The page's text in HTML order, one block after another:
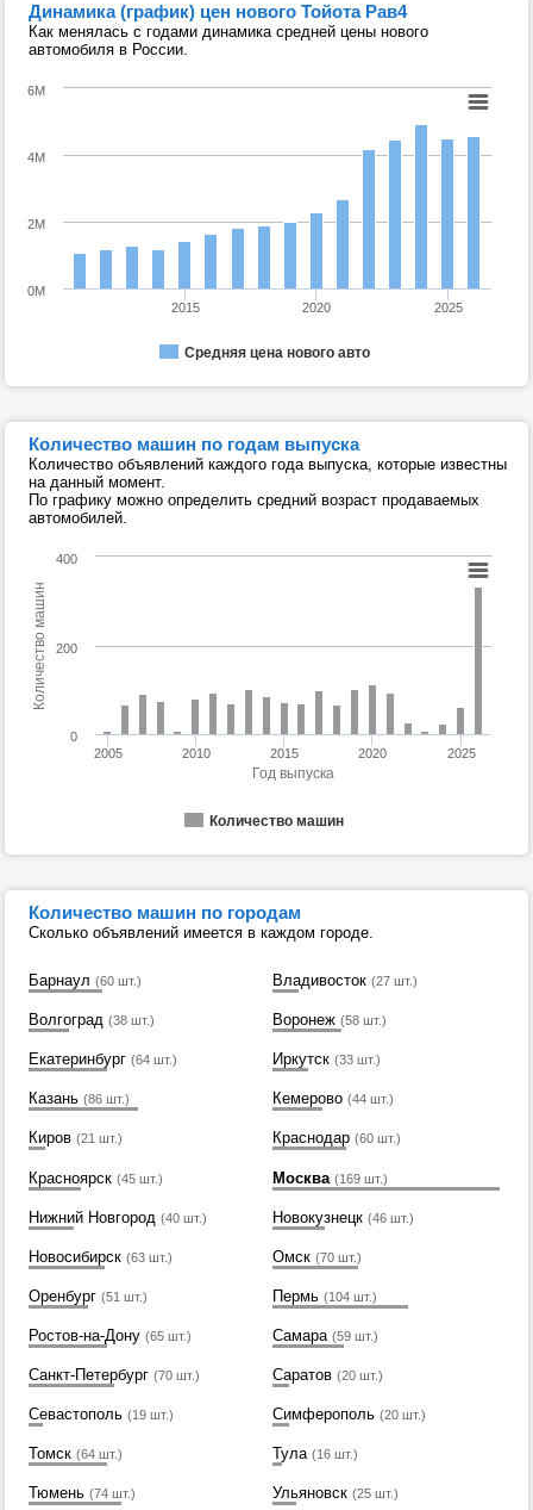
Динамика (график) цен нового Тойота Рав4
Как менялась с годами динамика средней цены нового
автомобиля в России.
Средняя цена нового авто
2015 2020 2025
0M
2M
4M
6M
Количество машин по годам выпуска
Количество объявлений каждого года выпуска, которые известны
на данный момент.
По графику можно определить средний возраст продаваемых
автомобилей.
Год выпуска
Количество машин
Количество машин
2005 2010 2015 2020 2025
0
200
400
Количество машин по городам
Сколько объявлений имеется в каждом городе.
Барнаул (60 шт.) Владивосток (27 шт.)
Волгоград (38 шт.) Воронеж (58 шт.)
Екатеринбург (64 шт.) Иркутск (33 шт.)
Казань (86 шт.) Кемерово (44 шт.)
Киров (21 шт.) Краснодар (60 шт.)
Красноярск (45 шт.) Москва (169 шт.)
Нижний Новгород (40 шт.) Новокузнецк (46 шт.)
Новосибирск (63 шт.) Омск (70 шт.)
Оренбург (51 шт.) Пермь (104 шт.)
Ростов-на-Дону (65 шт.) Самара (59 шт.)
Санкт-Петербург (70 шт.) Саратов (20 шт.)
Севастополь (19 шт.) Симферополь (20 шт.)
Томск (64 шт.) Тула (16 шт.)
Тюмень (74 шт.) Ульяновск (25 шт.)